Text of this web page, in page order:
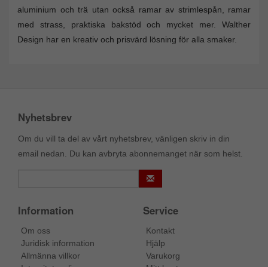
aluminium och trä utan också ramar av strimlespån, ramar
med strass, praktiska bakstöd och mycket mer. Walther
Design har en kreativ och prisvärd lösning för alla smaker.
Nyhetsbrev
Om du vill ta del av vårt nyhetsbrev, vänligen skriv in din
email nedan. Du kan avbryta abonnemanget när som helst.
Information
Om oss
Juridisk information
Allmänna villkor
Service
Kontakt
Hjälp
Varukorg